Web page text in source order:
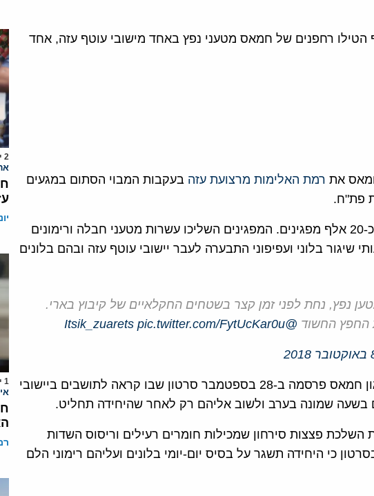
הטילו רחפנים של חמאס מטעני נפץ באחד מישובי עוטף עזה, אחד
את רמת האלימות מרצועת עזה בעקבות המבוי הסתום במגעים
פת"ח.
אל גדר הגבול הוזרמו מדי יום שישי כ-20 אלף מפגינים. המפגינים השליכו עשרות מטעני חבלה ורימונים
שיגור בלוני ועפיפוני התבערה לעבר יישובי עוטף עזה ובהם בלונים
נפץ, נחת לפני זמן קצר בשטחים החקלאיים של קיבוץ בארי.
החפץ החשוד @Itsik_zuarets
pic.twitter.com/FytUcKar0u
2018
"היחידה להתשה לילית" שהקים ארגון חמאס פרסמה ב-28 בספטמבר סרטון שבו קראה לתושבים ביישובי
בשעה שמונה בערב ולשוב אליהם רק לאחר שהיחידה תחליט.
השלכת פצצות סירחון שמכילות חומרים רעילים וריסוס השדות
כי היחידה תשגר על בסיס יום-יומי בלונים ועליהם רימוני הלם
2 יוני, 2026
1 יוני, 2026